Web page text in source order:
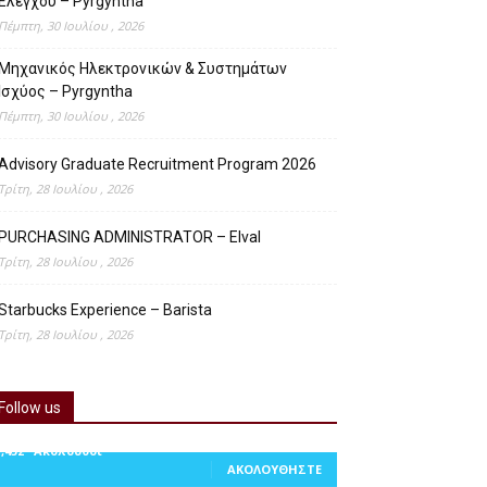
Πέμπτη, 30 Ιουλίου , 2026
Μηχανικός Ηλεκτρονικών & Συστημάτων
Ισχύος – Pyrgyntha
Πέμπτη, 30 Ιουλίου , 2026
Graduate Recruitment Program 2026
Τρίτη, 28 Ιουλίου , 2026
PURCHASING ADMINISTRATOR – Elval
Τρίτη, 28 Ιουλίου , 2026
Experience – Barista
Τρίτη, 28 Ιουλίου , 2026
Follow us
Ακόλουθοι
ΑΚΟΛΟΥΘΉΣΤΕ